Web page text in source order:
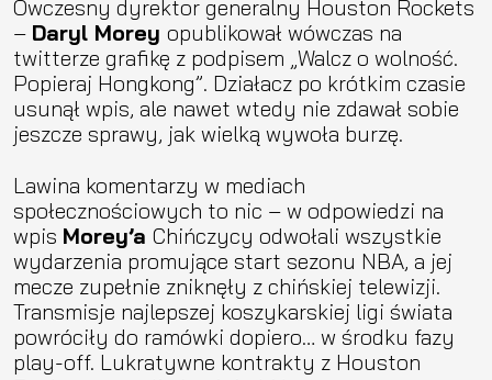
Ówczesny dyrektor generalny Houston Rockets
– Daryl Morey opublikował wówczas na
twitterze grafikę z podpisem „Walcz o wolność.
Popieraj Hongkong”. Działacz po krótkim czasie
usunął wpis, ale nawet wtedy nie zdawał sobie
jeszcze sprawy, jak wielką wywoła burzę.
Lawina komentarzy w mediach
społecznościowych to nic – w odpowiedzi na
wpis Morey’a Chińczycy odwołali wszystkie
wydarzenia promujące start sezonu NBA, a jej
mecze zupełnie zniknęły z chińskiej telewizji.
Transmisje najlepszej koszykarskiej ligi świata
powróciły do ramówki dopiero… w środku fazy
play-off. Lukratywne kontrakty z Houston